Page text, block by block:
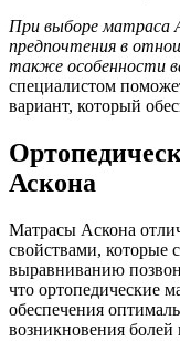
При выборе матраса
предпочтения в
также особенности
специалистом
вариант, который
Аскона
Матрасы Аскона
свойствами, которые
выравниванию
что ортопедические
обеспечения
возникновения болей